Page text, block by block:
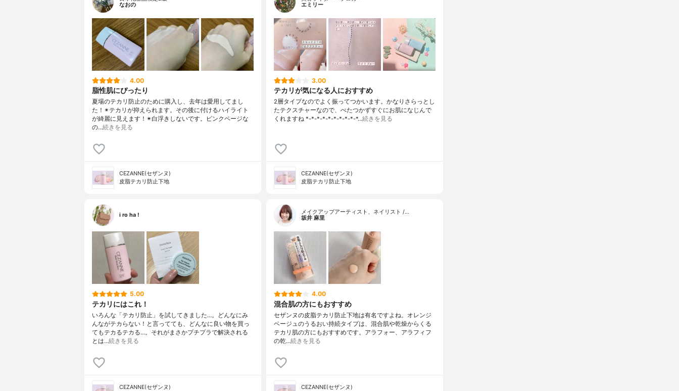
なおの
4.00
脂性肌にぴったり
夏場のテカリ防止のために購入し、去年は愛用してまし
た！✴︎テカリが抑えられます。その後に付けるハイライト
が綺麗に見えます！✴︎白浮きしないです。ピンクページな
の…続きを見る
CEZANNE(セザンヌ)
皮脂テカリ防止下地
エミリー
3.00
テカリが気になる人におすすめ
2層タイプなのでよく振ってつかいます。かなりさらっとし
たテクスチャーなので、べたつかずすぐにお肌になじんで
くれますね *-*-*-*-*-*-*-*-*-*…続きを見る
CEZANNE(セザンヌ)
皮脂テカリ防止下地
i ro ha !
5.00
テカリにはこれ！
いろんな「テカリ防止」を試してきました…。どんなにみ
んながテカらない！と言ってても、どんなに良い物を買っ
てもテカるテカる…。それがまさかプチプラで解決される
とは…続きを見る
CEZANNE(セザンヌ)
メイクアップアーティスト、ネイリスト /…
坂井 麻里
4.00
混合肌の方にもおすすめ
セザンヌの皮脂テカリ防止下地は有名ですよね。オレンジ
ベージュのうるおい持続タイプは、混合肌や乾燥からくる
テカリ肌の方にもおすすめです。アラフォー、アラフィフ
の乾…続きを見る
CEZANNE(セザンヌ)